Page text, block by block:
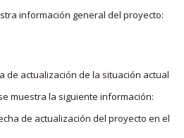
información general del proyecto:
de actualización de la situación actual
muestra la siguiente información:
de actualización del proyecto en el